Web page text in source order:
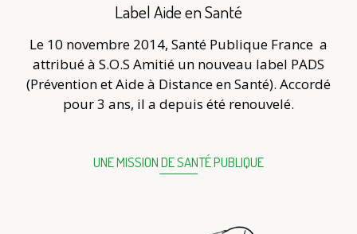
Label Aide en Santé
Le 10 novembre 2014, Santé Publique France a
attribué à S.O.S Amitié un nouveau label PADS
(Prévention et Aide à Distance en Santé). Accordé
pour 3 ans, il a depuis été renouvelé.
UNE MISSION DE SANTÉ PUBLIQUE